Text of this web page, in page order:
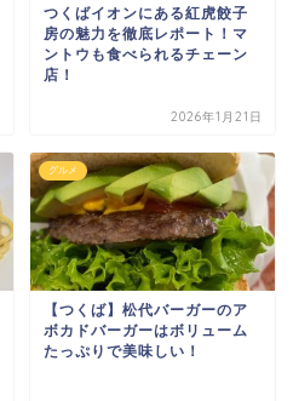
つくばイオンにある紅虎餃子
房の魅力を徹底レポート！マ
ントウも食べられるチェーン
店！
2026年1月21日
グルメ
【つくば】松代バーガーのア
ボカドバーガーはボリューム
たっぷりで美味しい！